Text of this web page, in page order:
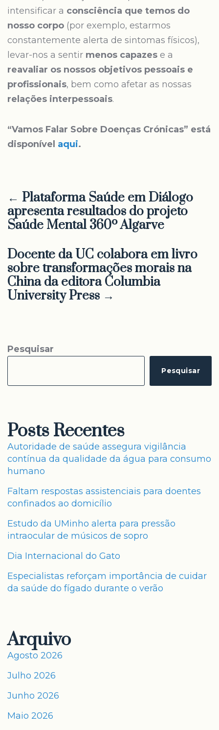
intensificar a consciência que temos do
nosso corpo (por exemplo, estarmos
constantemente alerta de sintomas físicos),
levar-nos a sentir menos capazes e a
reavaliar os nossos objetivos pessoais e
profissionais, bem como afetar as nossas
relações interpessoais.
“Vamos Falar Sobre Doenças Crónicas” está
disponível aqui.
← Plataforma Saúde em Diálogo
apresenta resultados do projeto
Saúde Mental 360º Algarve
Docente da UC colabora em livro
sobre transformações morais na
China da editora Columbia
University Press →
Pesquisar
Pesquisar
Posts Recentes
Autoridade de saúde assegura vigilância
contínua da qualidade da água para consumo
humano
Faltam respostas assistenciais para doentes
confinados ao domicílio
Estudo da UMinho alerta para pressão
intraocular de músicos de sopro
Dia Internacional do Gato
Especialistas reforçam importância de cuidar
da saúde do fígado durante o verão
Arquivo
Agosto 2026
Julho 2026
Junho 2026
Maio 2026